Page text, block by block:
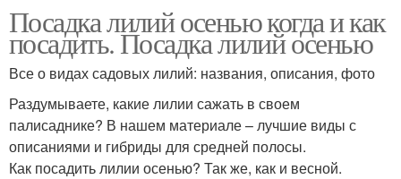
Посадка лилий осенью когда и как
посадить. Посадка лилий осенью
Все о видах садовых лилий: названия, описания, фото
Раздумываете, какие лилии сажать в своем
палисаднике? В нашем материале – лучшие виды с
описаниями и гибриды для средней полосы.
Как посадить лилии осенью? Так же, как и весной.